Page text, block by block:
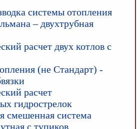
системы отопления
– двухтрубная
расчет двух котлов с
(не Стандарт) -
расчет
гидрострелок
смешенная система
с тупиков